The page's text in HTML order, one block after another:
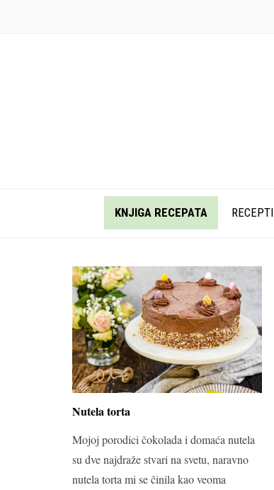
KNJIGA RECEPATA RECEPTI
Nutela torta
Mojoj porodici čokolada i domaća nutela
su dve najdraže stvari na svetu, naravno
nutela torta mi se činila kao veoma